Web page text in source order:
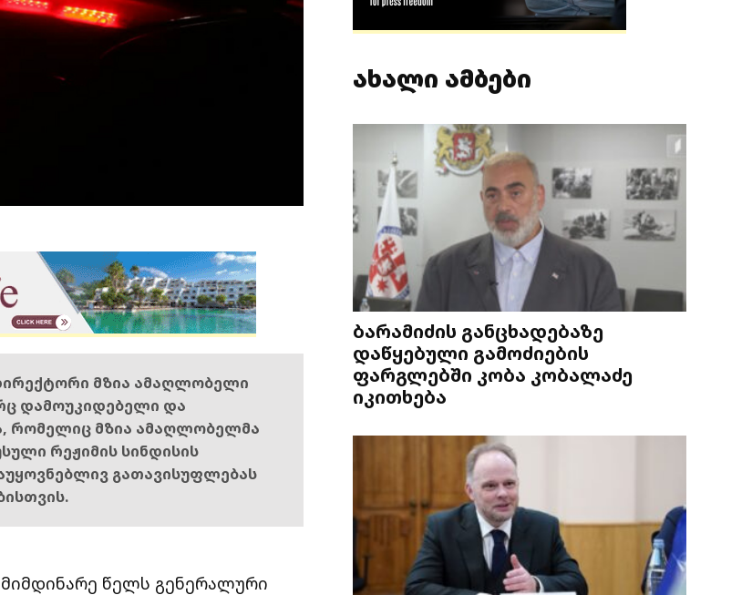
მზია ამაღლობელი
დამოუკიდებელი და
რომელიც მზია ამაღლობელმა
რეჟიმის სინდისის
გათავისუფლებას
წელს გენერალური
ახალი ამბები
ბარამიძის განცხადებაზე
დაწყებული გამოძიების
ფარგლებში კობა კობალაძე
იკითხება